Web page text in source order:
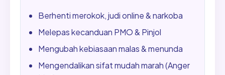
Berhenti merokok, judi online & narkoba
Melepas kecanduan PMO & Pinjol
Mengubah kebiasaan malas & menunda
Mengendalikan sifat mudah marah (Anger